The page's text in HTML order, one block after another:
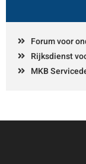
Forum voor
Rijksdienst
MKB